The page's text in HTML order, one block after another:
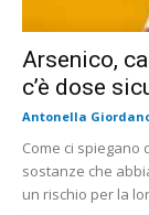
Arsenico,
c’è dose
Antonella
Come ci spiegano
sostanze che
un rischio per la